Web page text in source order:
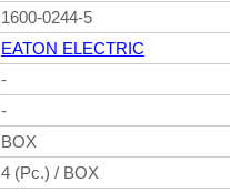
1600-0244-5
EATON ELECTRIC
-
-
BOX
4 (Pc.) / BOX